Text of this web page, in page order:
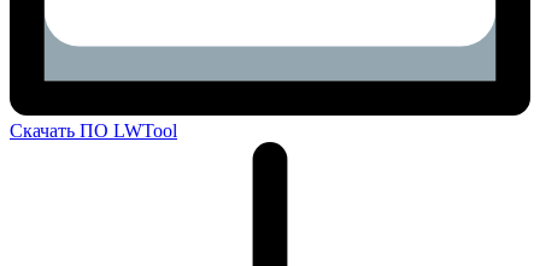
Скачать ПО LWTool